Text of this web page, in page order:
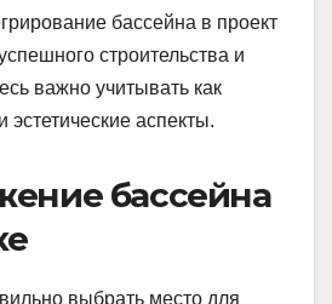
бассейна в проект
строительства и
важно учитывать как
эстетические аспекты.
бассейна
выбрать место для